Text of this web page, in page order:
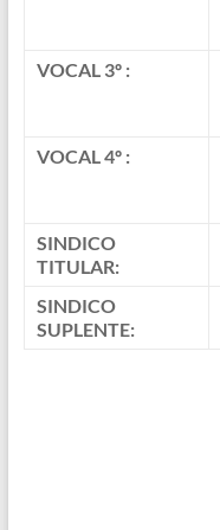
VOCAL 3º :
VOCAL 4º :
SINDICO
TITULAR:
SINDICO
SUPLENTE: